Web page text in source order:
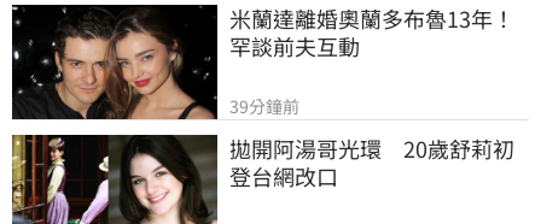
米蘭達離婚奧蘭多布魯13年！
罕談前夫互動
39分鐘前
拋開阿湯哥光環　20歲舒莉初
登台網改口